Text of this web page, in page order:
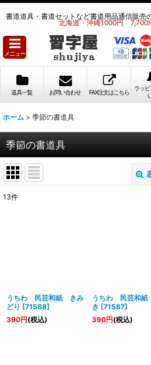
書道道具・書道セットなど書道用品通信販売
北海道・沖縄1000円 7,700
メニュー
道具一覧 お問い合わせ FAX注文はこちら
ラッ
ホーム > 季節の書道具
季節の書道具
13件
うちわ 民芸和紙 きみ
どり [71588]
390円(税込)
うちわ 民芸和
き [71587]
390円(税込)